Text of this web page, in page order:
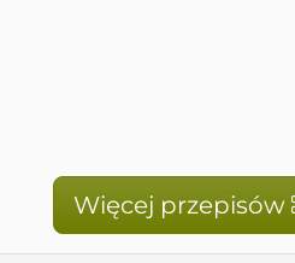
Więcej przepisów